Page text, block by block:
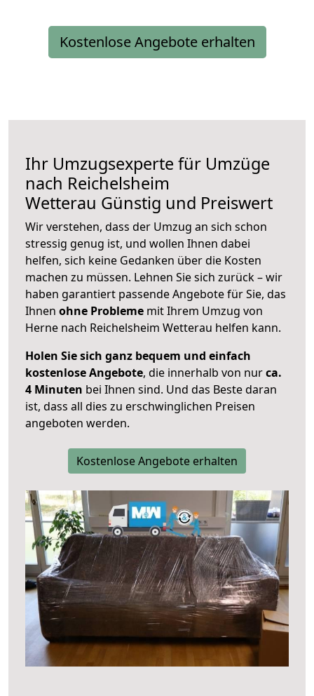
Kostenlose Angebote erhalten
Ihr Umzugsexperte für Umzüge
nach Reichelsheim
Wetterau Günstig und Preiswert
Wir verstehen, dass der Umzug an sich schon
stressig genug ist, und wollen Ihnen dabei
helfen, sich keine Gedanken über die Kosten
machen zu müssen. Lehnen Sie sich zurück – wir
haben garantiert passende Angebote für Sie, das
Ihnen ohne Probleme mit Ihrem Umzug von
Herne nach Reichelsheim Wetterau helfen kann.
Holen Sie sich ganz bequem und einfach
kostenlose Angebote, die innerhalb von nurca.
4 Minuten bei Ihnen sind. Und das Beste daran
ist, dass all dies zu erschwinglichen Preisen
angeboten werden.
Kostenlose Angebote erhalten